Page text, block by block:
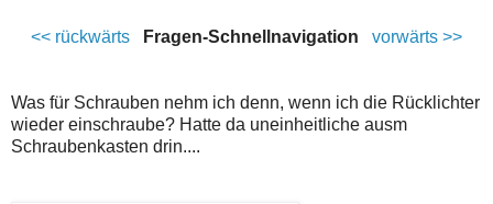
<< rückwärts Fragen-Schnellnavigation vorwärts >>
Was für Schrauben nehm ich denn, wenn ich die Rücklichter
wieder einschraube? Hatte da uneinheitliche ausm
Schraubenkasten drin....